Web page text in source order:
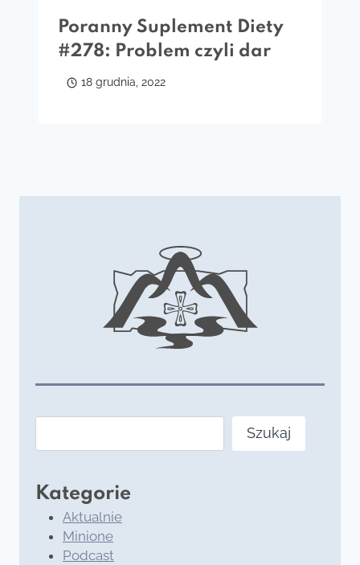
Poranny Suplement Diety
#278: Problem czyli dar
18 grudnia, 2022
Szukaj
Kategorie
Aktualnie
Minione
Podcast